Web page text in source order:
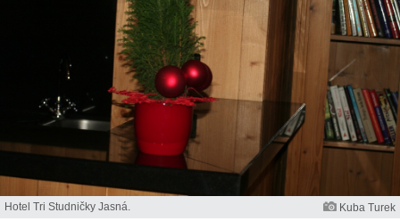
Hotel Tri Studničky Jasná. Kuba Turek